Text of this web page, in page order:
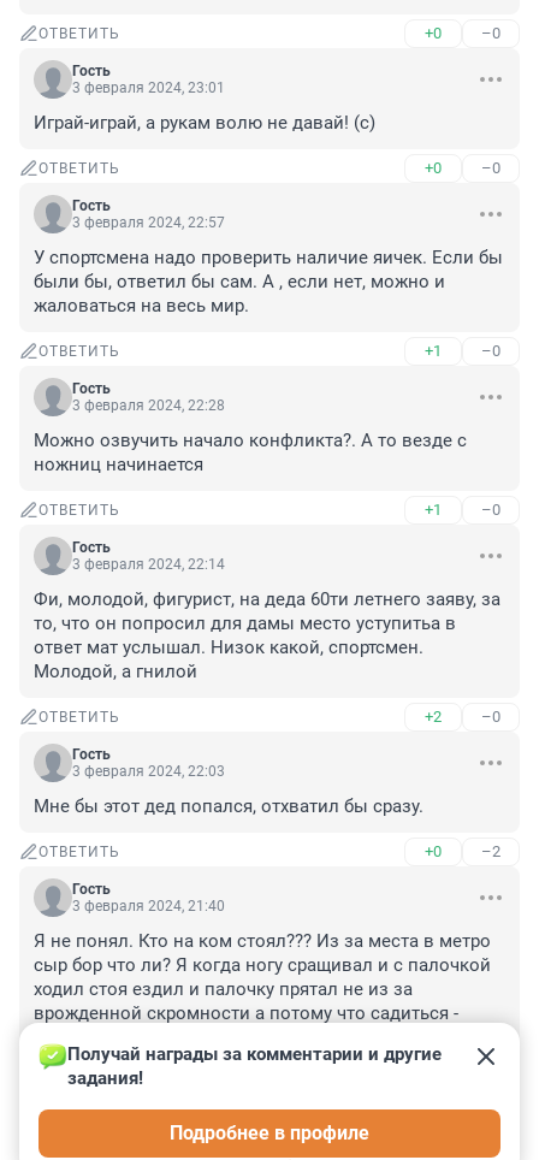
ОТВЕТИТЬ +0 –0
Гость
3 февраля 2024, 23:01
Играй-играй, а рукам волю не давай! (с)
ОТВЕТИТЬ +0 –0
Гость
3 февраля 2024, 22:57
У спортсмена надо проверить наличие яичек. Если бы
были бы, ответил бы сам. А , если нет, можно и
жаловаться на весь мир.
ОТВЕТИТЬ +1 –0
Гость
3 февраля 2024, 22:28
Можно озвучить начало конфликта?. А то везде с
ножниц начинается
ОТВЕТИТЬ +1 –0
Гость
3 февраля 2024, 22:14
Фи, молодой, фигурист, на деда 60ти летнего заяву, за
то, что он попросил для дамы место уступитьа в
ответ мат услышал. Низок какой, спортсмен.
Молодой, а гнилой
ОТВЕТИТЬ +2 –0
Гость
3 февраля 2024, 22:03
Мне бы этот дед попался, отхватил бы сразу.
ОТВЕТИТЬ +0 –2
Гость
3 февраля 2024, 21:40
Я не понял. Кто на ком стоял??? Из за места в метро
сыр бор что ли? Я когда ногу сращивал и с палочкой
ходил стоя ездил и палочку прятал не из за
врожденной скромности а потому что садиться -
оперевшись о поручень. Уступали кстати в 9 случаях
из 10 приходилось устокаивать "не надо сейчас
выхожу" =) телепаю что место в метро там не при
чем... там что то с переходом на личности было...
Получай награды за комментарии и другие
задания!
Подробнее в профиле